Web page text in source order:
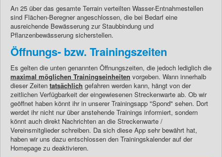
An 25 über das gesamte Terrain verteilten Wasser-Entnahmestellen
sind Flächen-Beregner angeschlossen, die bei Bedarf eine
ausreichende Bewässerung zur Staubbindung und
Pflanzenbewässerung sicherstellen.
Öffnungs- bzw. Trainingszeiten
Es gelten die unten genannten Öffnungszeiten, die jedoch lediglich die
maximal möglichen Trainingseinheiten vorgeben. Wann innerhalb
dieser Zeiten tatsächlich gefahren werden kann, hängt von der
zeitlichen Verfügbarkeit der eingewiesenen Streckenwarte ab. Ob wir
geöffnet haben könnt ihr in unserer Trainingsapp "Spond" sehen. Dort
werdet ihr nicht nur über anstehende Trainings informiert, sondern
könnt auch direkt Nachrichten an die Streckenwarte /
Vereinsmitglieder schreiben. Da sich diese App sehr bewährt hat,
haben wir uns dazu entschlossen den Trainingskalender auf der
Homepage zu deaktivieren.